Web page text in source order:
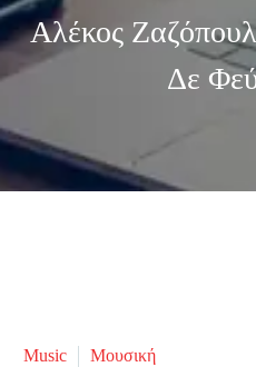
Αλέκος
Δε
Music Μουσική